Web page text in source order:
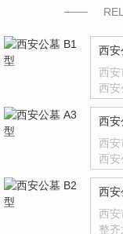
西安
西安
西安
西安
西安
西安
西安
西安
整齐